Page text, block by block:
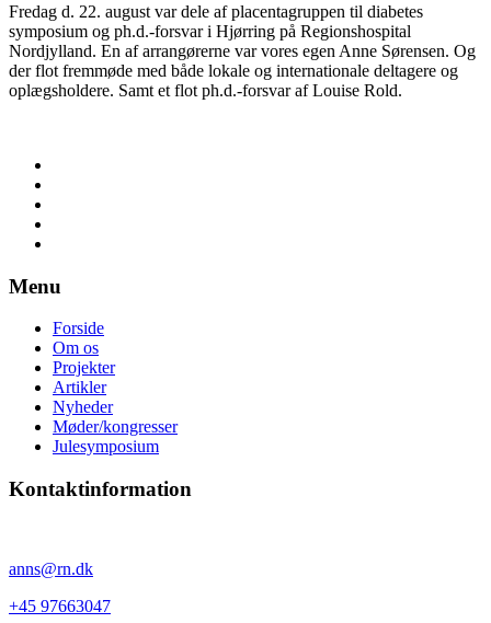
Fredag d. 22. august var dele af placentagruppen til diabetes
symposium og ph.d.-forsvar i Hjørring på Regionshospital
Nordjylland. En af arrangørerne var vores egen Anne Sørensen. Og
der flot fremmøde med både lokale og internationale deltagere og
oplægsholdere. Samt et flot ph.d.-forsvar af Louise Rold.
Menu
Forside
Om os
Projekter
Artikler
Nyheder
Møder/kongresser
Julesymposium
Kontaktinformation
anns@rn.dk
+45 97663047